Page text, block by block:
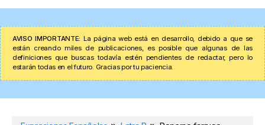
AVISO IMPORTANTE: La página web está en desarrollo, debido a que se
están creando miles de publicaciones, es posible que algunas de las
definiciones que buscas todavía estén pendientes de redactar, pero lo
estarán todas en el futuro. Gracias por tu paciencia.